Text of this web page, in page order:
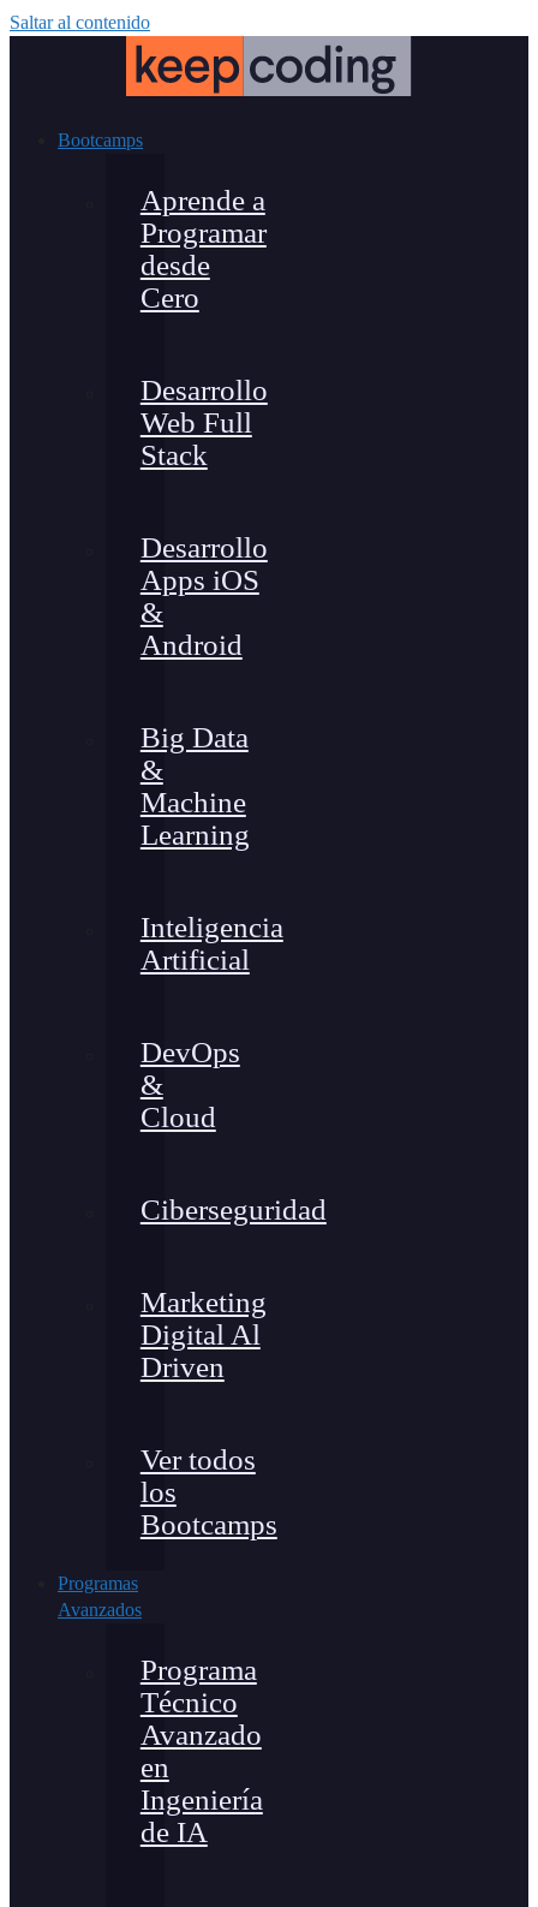
Saltar al contenido
Bootcamps
Aprende a
Programar
desde
Cero
Desarrollo
Web Full
Stack
Desarrollo
Apps iOS
&
Android
Big Data
&
Machine
Learning
Inteligencia
Artificial
DevOps
&
Cloud
Ciberseguridad
Marketing
Digital Al
Driven
Ver todos
los
Bootcamps
Programas
Avanzados
Programa
Técnico
Avanzado
en
Ingeniería
de IA